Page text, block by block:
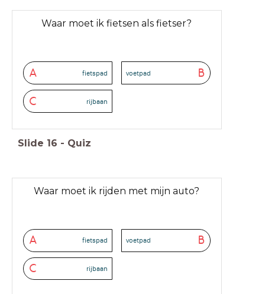
Waar moet ik fietsen als fietser?
A fietspad B
voetpad
C rijbaan
Slide 16 - Quiz
Waar moet ik rijden met mijn auto?
A fietspad B
voetpad
C rijbaan